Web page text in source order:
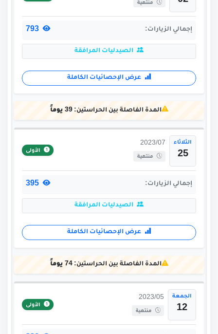
منتهية
إجمالي الزيارات:
الصيدليات المرافقة
عرض الإحصائيات الكاملة
المدة الفاصلة بين الحراستين:39 يوماً
الثلاثاء
25
2023/07
منتهية
الأولى
إجمالي الزيارات:
الصيدليات المرافقة
عرض الإحصائيات الكاملة
المدة الفاصلة بين الحراستين:74 يوماً
الجمعة
12
2023/05
منتهية
الأولى